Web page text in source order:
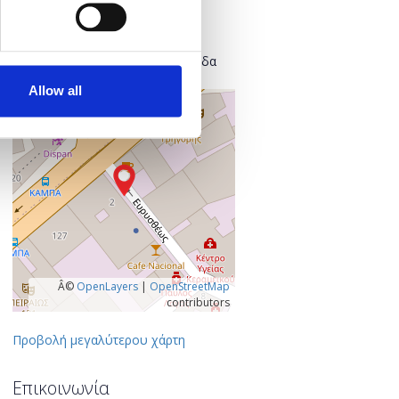
Allow all
Found.ation
Ευρυσθέως 2
Κεντρικός Τομέας Αθηνών, Ελλάδα
–
Â© OpenLayers| OpenStreetMap
contributors
Προβολή μεγαλύτερου χάρτη
Επικοινωνία